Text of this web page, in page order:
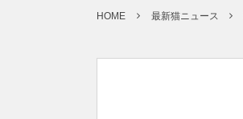
HOME 最新猫ニュース